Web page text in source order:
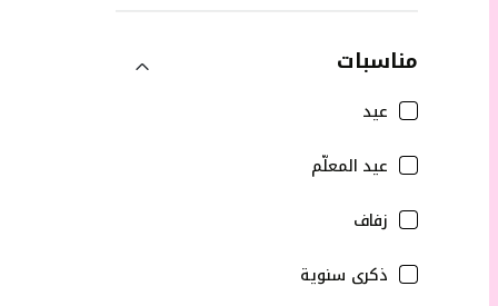
مناسبات
عيد
عيد المعلّم
زفاف
ذكرى سنوية